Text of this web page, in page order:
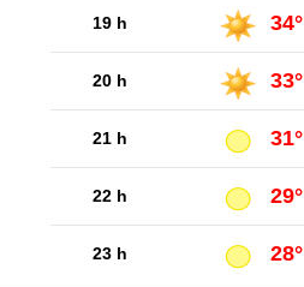
19 h 34°
20 h 33°
21 h 31°
22 h 29°
23 h 28°